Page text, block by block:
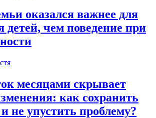
оказался важнее для
детей, чем поведение при
месяцами скрывает
как сохранить
не упустить проблему?